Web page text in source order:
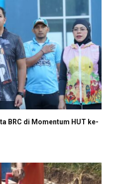
BRC di Momentum HUT ke-